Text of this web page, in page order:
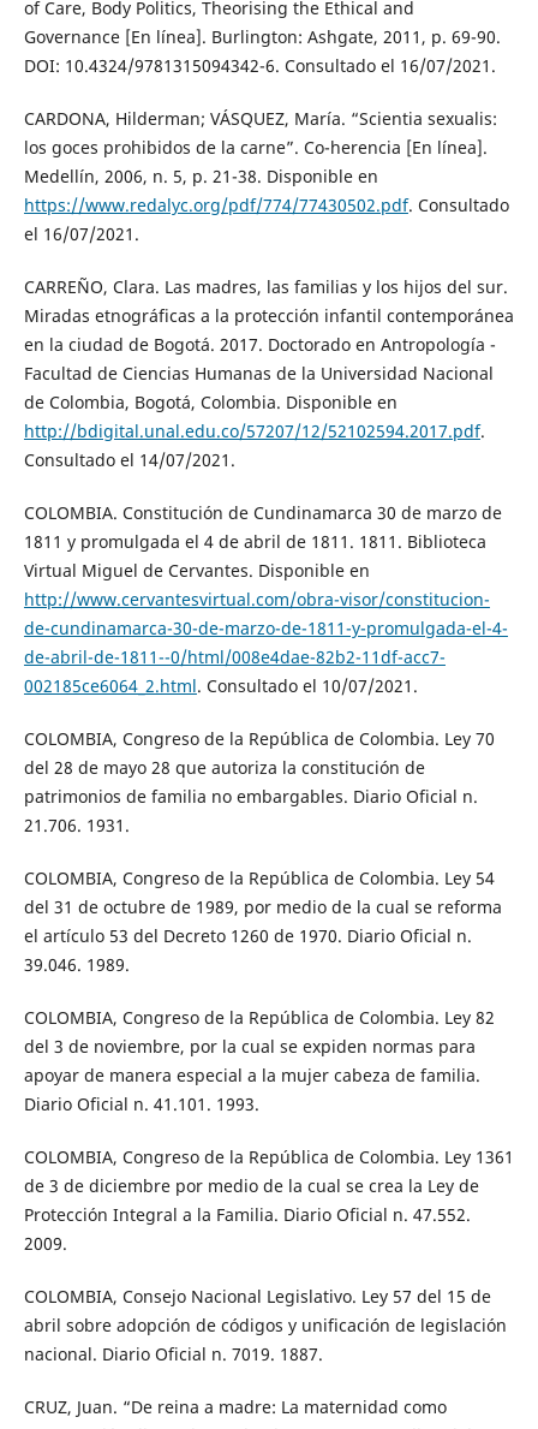
of Care, Body Politics, Theorising the Ethical and
Governance [En línea]. Burlington: Ashgate, 2011, p. 69-90.
DOI: 10.4324/9781315094342-6. Consultado el 16/07/2021.
CARDONA, Hilderman; VÁSQUEZ, María. “Scientia sexualis:
los goces prohibidos de la carne”. Co-herencia [En línea].
Medellín, 2006, n. 5, p. 21-38. Disponible en
https://www.redalyc.org/pdf/774/77430502.pdf. Consultado
el 16/07/2021.
CARREÑO, Clara. Las madres, las familias y los hijos del sur.
Miradas etnográficas a la protección infantil contemporánea
en la ciudad de Bogotá. 2017. Doctorado en Antropología -
Facultad de Ciencias Humanas de la Universidad Nacional
de Colombia, Bogotá, Colombia. Disponible en
http://bdigital.unal.edu.co/57207/12/52102594.2017.pdf.
Consultado el 14/07/2021.
COLOMBIA. Constitución de Cundinamarca 30 de marzo de
1811 y promulgada el 4 de abril de 1811. 1811. Biblioteca
Virtual Miguel de Cervantes. Disponible en
http://www.cervantesvirtual.com/obra-visor/constitucion-
de-cundinamarca-30-de-marzo-de-1811-y-promulgada-el-4-
de-abril-de-1811--0/html/008e4dae-82b2-11df-acc7-
002185ce6064_2.html. Consultado el 10/07/2021.
COLOMBIA, Congreso de la República de Colombia. Ley 70
del 28 de mayo 28 que autoriza la constitución de
patrimonios de familia no embargables. Diario Oficial n.
21.706. 1931.
COLOMBIA, Congreso de la República de Colombia. Ley 54
del 31 de octubre de 1989, por medio de la cual se reforma
el artículo 53 del Decreto 1260 de 1970. Diario Oficial n.
39.046. 1989.
COLOMBIA, Congreso de la República de Colombia. Ley 82
del 3 de noviembre, por la cual se expiden normas para
apoyar de manera especial a la mujer cabeza de familia.
Diario Oficial n. 41.101. 1993.
COLOMBIA, Congreso de la República de Colombia. Ley 1361
de 3 de diciembre por medio de la cual se crea la Ley de
Protección Integral a la Familia. Diario Oficial n. 47.552.
2009.
COLOMBIA, Consejo Nacional Legislativo. Ley 57 del 15 de
abril sobre adopción de códigos y unificación de legislación
nacional. Diario Oficial n. 7019. 1887.
CRUZ, Juan. “De reina a madre: La maternidad como